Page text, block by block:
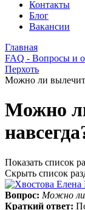
Контакты
Блог
Вакансии
Главная
FAQ - Вопросы и
Перхоть
Можно ли
Можно
Показать список
Скрыть список
Вопрос: Можно ли
Краткий ответ: